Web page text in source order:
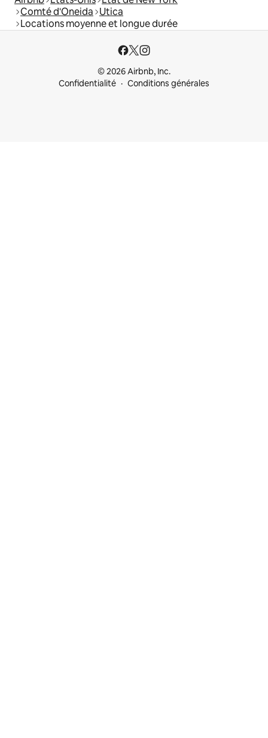
Comté d'Oneida Utica
Locations moyenne et longue durée
© 2026 Airbnb, Inc.
Confidentialité
Conditions générales